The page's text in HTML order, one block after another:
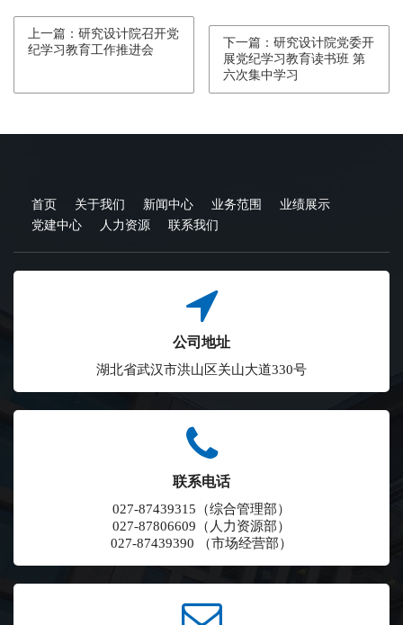
上一篇：研究设计院召开党
纪学习教育工作推进会
下一篇：研究设计院党委开
展党纪学习教育读书班 第
六次集中学习
首页 关于我们 新闻中心 业务范围
业绩展示
党建中心
人力资源 联系我们
公司地址
湖北省武汉市洪山区关山大道330号
联系电话
027-87439315（综合管理部）
027-87806609（人力资源部）
027-87439390 （市场经营部）